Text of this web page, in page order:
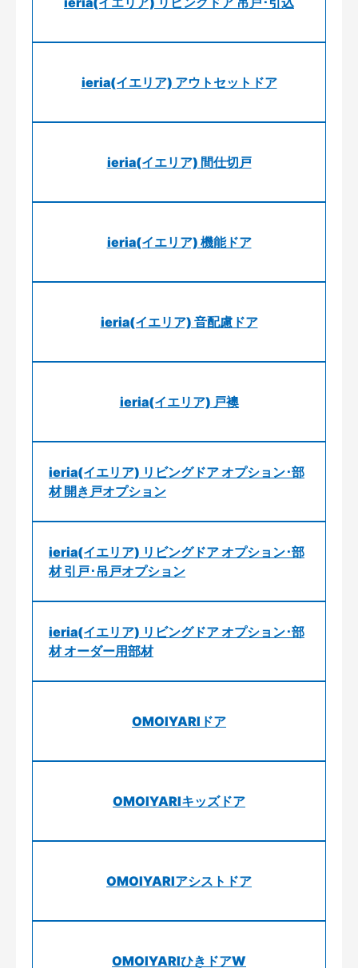
ieria(イエリア) アウトセットドア
ieria(イエリア) 間仕切戸
ieria(イエリア) 機能ドア
ieria(イエリア) 音配慮ドア
ieria(イエリア) 戸襖
ieria(イエリア) リビングドア オプション･部
材 開き戸オプション
ieria(イエリア) リビングドア オプション･部
材 引戸･吊戸オプション
ieria(イエリア) リビングドア オプション･部
材 オーダー用部材
OMOIYARIドア
OMOIYARIキッズドア
OMOIYARIアシストドア
OMOIYARIひきドアW